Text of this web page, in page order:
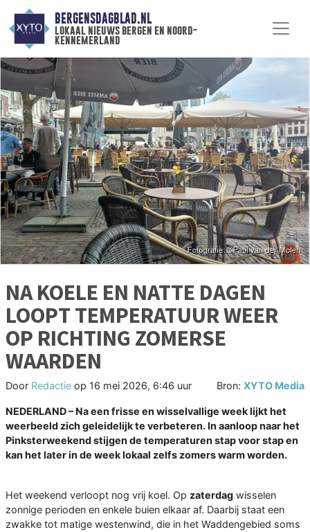
BERGENSDAGBLAD.NL
lokaal nieuws bergen en noord-
kennemerland
NA KOELE EN NATTE DAGEN
LOOPT TEMPERATUUR WEER
OP RICHTING ZOMERSE
WAARDEN
Door Redactie op 16 mei 2026, 6:46 uur Bron: XYTO Media
NEDERLAND – Na een frisse en wisselvallige week lijkt het
weerbeeld zich geleidelijk te verbeteren. In aanloop naar het
Pinksterweekend stijgen de temperaturen stap voor stap en
kan het later in de week lokaal zelfs zomers warm worden.
Het weekend verloopt nog vrij koel. Op zaterdag wisselen
zonnige perioden en enkele buien elkaar af. Daarbij staat een
zwakke tot matige westenwind, die in het Waddengebied soms